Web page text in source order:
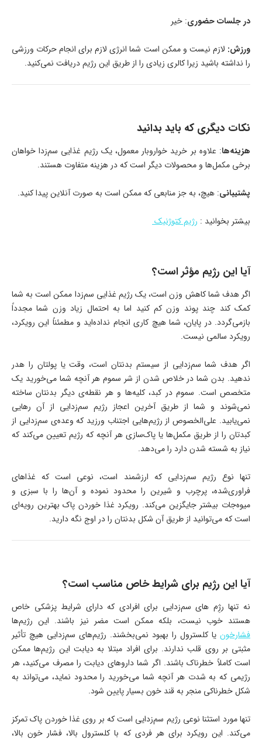
در جلسات حضوری: خیر
ورزش: لازم نیست و ممکن است شما انرژی لازم برای انجام حرکات ورزشی
را نداشته باشید زیرا کالری زیادی را از طریق این رژیم دریافت نمی‌کنید.
نکات دیگری که باید بدانید
هزینه‌ها: علاوه بر خرید خواروبار معمول، یک رژیم غذایی سم‌زدا خواهان
برخی مکمل‌ها و محصولات دیگر است که در هزینه متفاوت هستند.
پشتیبانی: هیچ، به جز منابعی که ممکن است به صورت آنلاین پیدا کنید.
بیشتر بخوانید : رژیم کتوژنیک
آیا این رژیم مؤثر است؟
اگر هدف شما کاهش وزن است، یک رژیم غذایی سم‌زدا ممکن است به شما
کمک کند چند پوند وزن کم کنید اما به احتمال زیاد وزن شما مجدداً
بازمی‌گردد. در پایان، شما هیچ کاری انجام نداده‌اید و مطمئناً این رویکرد،
رویکرد سالمی نیست.
اگر هدف شما سم‌زدایی از سیستم بدنتان است، وقت یا پولتان را هدر
ندهید. بدن شما در خلاص شدن از شر سموم هر آنچه شما می‌خورید یک
متخصص است. سموم در کبد، کلیه‌ها و هر نقطه‌ی دیگر بدنتان ساخته
نمی‌شوند و شما از طریق آخرین اعجاز رژیم سم‌زدایی از آن رهایی
نمی‌یابید. علی‌الخصوص از رژیم‌هایی اجتناب ورزید که وعده‌ی سم‌زدایی از
کبدتان را از طریق مکمل‌ها یا پاک‌سازی هر آنچه که رژیم تعیین می‌کند که
نیاز به شسته شدن دارد را می‌دهد.
تنها نوع رژیم سم‌زدایی که ارزشمند است، نوعی است که غذاهای
فراوری‌شده، پرچرب و شیرین را محدود نموده و آن‌ها را با سبزی و
میوه‌جات بیشتر جایگزین می‌کند. رویکرد غذا خوردن پاک بهترین رویه‌ای
است که می‌توانید از طریق آن شکل بدنتان را در اوج نگه دارید.
آیا این رژیم برای شرایط خاص مناسب است؟
نه تنها رژِم های سم‌زدایی برای افرادی که دارای شرایط پزشکی خاص
هستند خوب نیست، بلکه ممکن است مضر نیز باشند. این رژیم‌ها
فشارخون یا کلسترول را بهبود نمی‌بخشند. رژیم‌های سم‌زدایی هیچ تأثیر
مثبتی بر روی قلب ندارند. برای افراد مبتلا به دیابت این رژیم‌ها ممکن
است کاملاً خطرناک باشند. اگر شما داروهای دیابت را مصرف می‌کنید، هر
رژیمی که به شدت هر آنچه شما می‌خورید را محدود نماید، می‌تواند به
شکل خطرناکی منجر به قند خون بسیار پایین شود.
تنها مورد استثنا نوعی رژیم سم‌زدایی است که بر روی غذا خوردن پاک تمرکز
می‌کند. این رویکرد برای هر فردی که با کلسترول بالا، فشار خون بالا،